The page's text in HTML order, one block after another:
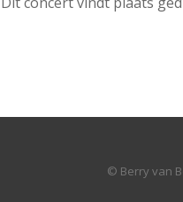
© Berry van